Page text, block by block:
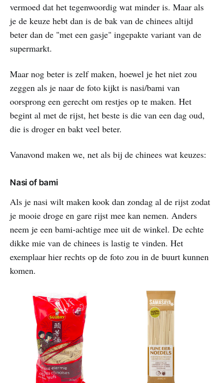
vermoed dat het tegenwoordig wat minder is. Maar als
je de keuze hebt dan is de bak van de chinees altijd
beter dan de "met een gasje" ingepakte variant van de
supermarkt.
Maar nog beter is zelf maken, hoewel je het niet zou
zeggen als je naar de foto kijkt is nasi/bami van
oorsprong een gerecht om restjes op te maken. Het
begint al met de rijst, het beste is die van een dag oud,
die is droger en bakt veel beter.
Vanavond maken we, net als bij de chinees wat keuzes:
Nasi of bami
Als je nasi wilt maken kook dan zondag al de rijst zodat
je mooie droge en gare rijst mee kan nemen. Anders
neem je een bami-achtige mee uit de winkel. De echte
dikke mie van de chinees is lastig te vinden. Het
exemplaar hier rechts op de foto zou in de buurt kunnen
komen.